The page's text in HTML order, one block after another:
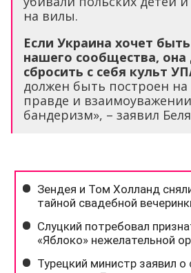
на вилы.
Если Украина хочет
нашего сообщества,
сбросить с себя культ
должен быть построен на
правде и
бандеризм», – заявил